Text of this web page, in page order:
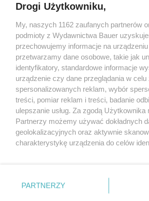
OBIADY
6 przepisów na rybne dania. W sam
obiad
KONTAKT REKLAMA
Drogi Użytkowniku,
My, naszych 1162 zaufanych partnerów
podmioty z Wydawnictwa Bauer
przechowujemy informacje na
przetwarzamy dane osobowe, takie jak
identyfikatory, standardowe informacje
urządzenie czy dane przeglądania w celu
spersonalizowanych reklam, wybór
treści, pomiar reklam i treści, badanie
ulepszanie usług. Za zgodą Użytkownika
Partnerzy możemy używać dokładnych
geolokalizacyjnych oraz aktywnie
charakterystykę urządzenia do celów
zmienić/wycofać klikając przycisk
znajdujący się w lewym dolnym rogu
PARTNERZY